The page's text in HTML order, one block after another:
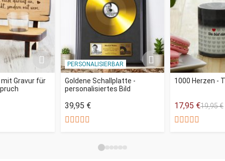
wird durch die Namensgravur auch noch zu einem
persönlichen Präsent. Der Verschluss ist ebenfalls von hoher
Qualität und sorgt dafür, dass die Süßigkeiten ihren leckeren
Biss behalten. Schenke der Frau dieses süße Bonbonglas
und das Naschen wird ihr doppelt so viel Freude bereiten.
Gravur für
PERSONALISIERBAR
Goldene Schallplatte -
personalisiertes Bild
39,95 €
1000 Herzen -
17,95 €19,95 €